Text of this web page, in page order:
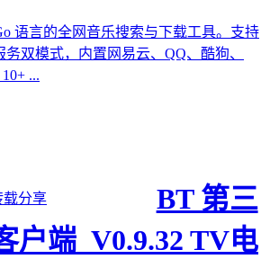
语言的全网音乐搜索与下载工具。支持
务双模式，内置网易云、QQ、酷狗、
...
载分享
BT 第三
户端_V0.9.32 TV电